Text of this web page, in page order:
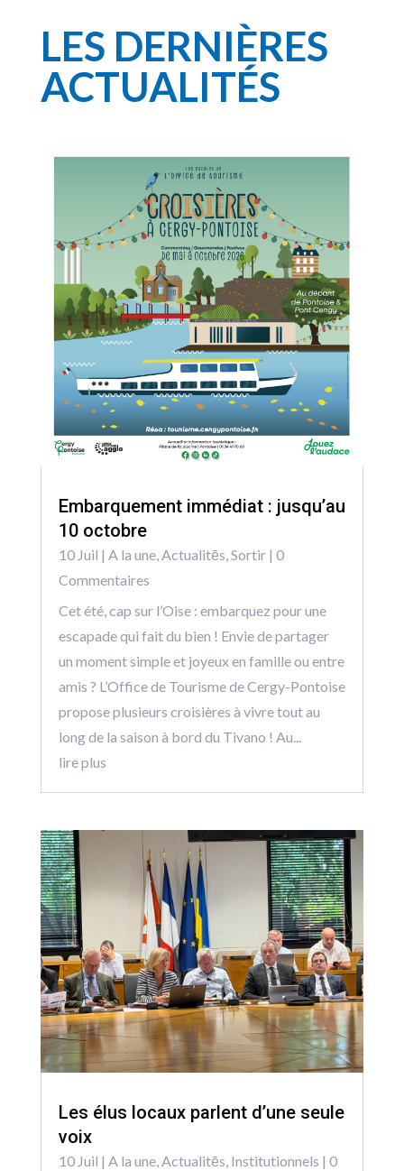
LES DERNIÈRES
ACTUALITÉS
Embarquement immédiat : jusqu’au
10 octobre
10 Juil | A la une,Actualitēs,Sortir| 0
Commentaires
Cet été, cap sur l’Oise : embarquez pour une
escapade qui fait du bien ! Envie de partager
un moment simple et joyeux en famille ou entre
amis ? L’Office de Tourisme de Cergy-Pontoise
propose plusieurs croisières à vivre tout au
long de la saison à bord du Tivano ! Au...
lire plus
Les élus locaux parlent d’une seule
voix
10 Juil | A la une,Actualitēs, Institutionnels | 0